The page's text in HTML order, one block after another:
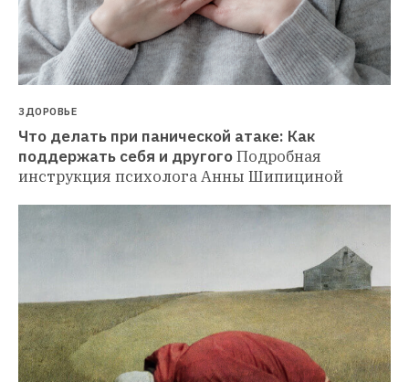
ЗДОРОВЬЕ
Что делать при панической атаке: Как
поддержать себя и другогоПодробная
инструкция психолога Анны Шипициной